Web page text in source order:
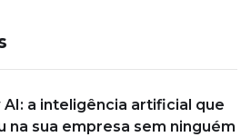
AI: a inteligência artificial que
na sua empresa sem ninguém